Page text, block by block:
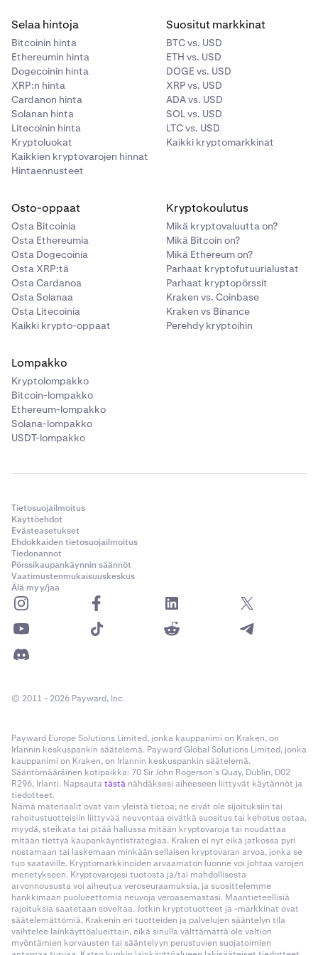
Hyvitämme sinulle kaikki slashing-rangaistukset ja
asiaankuuluvien steikkauspalkkioiden maksujen
laiminlyönnit, elleivät ne johdu sinun toiminnastasi,
verkon ylläpidosta tai bugista, hakkeroinnista tai
tietyistä muista tilanteista. Täydellinen luettelo
olosuhteista, joissa emme hyvitä slashing-rangaistuksia
sinulle, on nähtävissä
käyttöehdoissa.
Selaa hintoja
Bitcoinin hinta
Ethereumin hinta
Dogecoinin hinta
XRP:n hinta
Cardanon hinta
Solanan hinta
Litecoinin hinta
Kryptoluokat
Kaikkien kryptovarojen hinnat
Hintaennusteet
Suositut markkinat
BTC vs. USD
ETH vs. USD
DOGE vs. USD
XRP vs. USD
ADA vs. USD
SOL vs. USD
LTC vs. USD
Kaikki kryptomarkkinat
Osto-oppaat
Osta Bitcoinia
Osta Ethereumia
Osta Dogecoinia
Osta XRP:tä
Osta Cardanoa
Osta Solanaa
Osta Litecoinia
Kaikki krypto-oppaat
Kryptokoulutus
Mikä kryptovaluutta on?
Mikä Bitcoin on?
Mikä Ethereum on?
Parhaat kryptofutuurialustat
Parhaat kryptopörssit
Kraken vs. Coinbase
Kraken vs Binance
Perehdy kryptoihin
Lompakko
Kryptolompakko
Bitcoin-lompakko
Ethereum-lompakko
Solana-lompakko
USDT-lompakko
Tietosuojailmoitus
Käyttöehdot
Evästeasetukset
Ehdokkaiden tietosuojailmoitus
Tiedonannot
Pörssikaupankäynnin säännöt
Vaatimustenmukaisuuskeskus
Älä myy/jaa
© 2011 - 2026 Payward, Inc.
Payward Europe Solutions Limited, jonka kauppanimi on Kraken, on
Irlannin keskuspankin säätelemä. Payward Global Solutions Limited, jonka
kauppanimi on Kraken, on Irlannin keskuspankin säätelemä.
Sääntömääräinen kotipaikka: 70 Sir John Rogerson’s Quay, Dublin, D02
R296, Irlanti. Napsautatästä nähdäksesi aiheeseen liittyvät käytännöt ja
tiedotteet.
Nämä materiaalit ovat vain yleistä tietoa; ne eivät ole sijoituksiin tai
rahoitustuotteisiin liittyvää neuvontaa eivätkä suositus tai kehotus ostaa,
myydä, steikata tai pitää hallussa mitään kryptovaroja tai noudattaa
mitään tiettyä kaupankäyntistrategiaa. Kraken ei nyt eikä jatkossa pyri
nostamaan tai laskemaan minkään sellaisen kryptovaran arvoa, jonka se
tuo saataville. Kryptomarkkinoiden arvaamaton luonne voi johtaa varojen
menetykseen. Kryptovarojesi tuotosta ja/tai mahdollisesta
arvonnoususta voi aiheutua veroseuraamuksia, ja suosittelemme
hankkimaan puolueettomia neuvoja veroasemastasi. Maantieteellisiä
rajoituksia saatetaan soveltaa. Jotkin kryptotuotteet ja -markkinat ovat
säätelemättömiä. Krakenin eri tuotteiden ja palvelujen sääntelyn tila
vaihtelee lainkäyttöalueittain, eikä sinulla välttämättä ole valtion
myöntämien korvausten tai sääntelyyn perustuvien suojatoimien